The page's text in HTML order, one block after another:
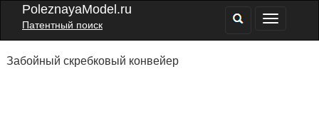
PoleznayaModel.ru
Патентный поиск
Забойный скребковый конвейер